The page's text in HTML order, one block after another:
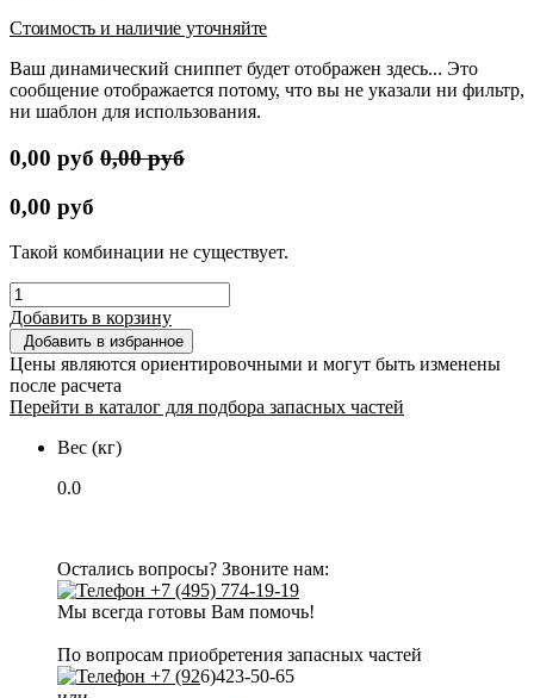
Стоимость и наличие уточняйте
Ваш динамический сниппет будет отображен здесь... Это
сообщение отображается потому, что вы не указали ни фильтр,
ни шаблон для использования.
0,00 руб 0,00руб
0,00 руб
Такой комбинации не существует.
Добавить в корзину
Добавить в избранное
Цены являются ориентировочными и могут быть изменены
после расчета
Перейти в каталог для подбора запасных частей
Вес (кг)
0.0
Остались вопросы? Звоните нам:
+7 (495) 774-19-19
Мы всегда готовы Вам помочь!
По вопросам приобретения запасных частей
+7 (926)423-50-65